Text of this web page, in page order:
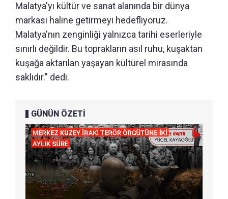
Malatya'yı kültür ve sanat alanında bir dünya
markası haline getirmeyi hedefliyoruz.
Malatya'nın zenginliği yalnızca tarihi eserleriyle
sınırlı değildir. Bu toprakların asıl ruhu, kuşaktan
kuşağa aktarılan yaşayan kültürel mirasında
saklıdır." dedi.
GÜNÜN ÖZETİ